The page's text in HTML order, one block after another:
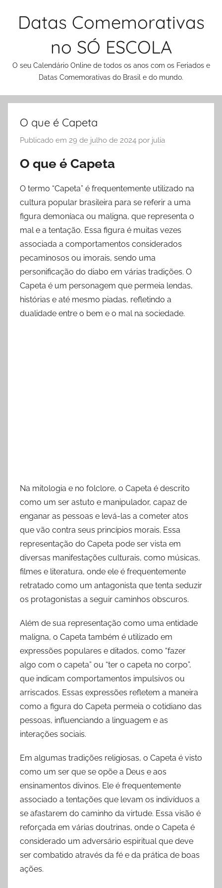
Datas Comemorativas
no SÓ ESCOLA
O seu Calendário Online de todos os anos com os Feriados e
Datas Comemorativas do Brasil e do mundo.
O que é Capeta
Publicado em 29 de julho de 2024 por julia
O que é Capeta
O termo “Capeta” é frequentemente utilizado na
cultura popular brasileira para se referir a uma
figura demoníaca ou maligna, que representa o
mal e a tentação. Essa figura é muitas vezes
associada a comportamentos considerados
pecaminosos ou imorais, sendo uma
personificação do diabo em várias tradições. O
Capeta é um personagem que permeia lendas,
histórias e até mesmo piadas, refletindo a
dualidade entre o bem e o mal na sociedade.
Na mitologia e no folclore, o Capeta é descrito
como um ser astuto e manipulador, capaz de
enganar as pessoas e levá-las a cometer atos
que vão contra seus princípios morais. Essa
representação do Capeta pode ser vista em
diversas manifestações culturais, como músicas,
filmes e literatura, onde ele é frequentemente
retratado como um antagonista que tenta seduzir
os protagonistas a seguir caminhos obscuros.
Além de sua representação como uma entidade
maligna, o Capeta também é utilizado em
expressões populares e ditados, como “fazer
algo com o capeta” ou “ter o capeta no corpo”,
que indicam comportamentos impulsivos ou
arriscados. Essas expressões refletem a maneira
como a figura do Capeta permeia o cotidiano das
pessoas, influenciando a linguagem e as
interações sociais.
Em algumas tradições religiosas, o Capeta é visto
como um ser que se opõe a Deus e aos
ensinamentos divinos. Ele é frequentemente
associado a tentações que levam os indivíduos a
se afastarem do caminho da virtude. Essa visão é
reforçada em várias doutrinas, onde o Capeta é
considerado um adversário espiritual que deve
ser combatido através da fé e da prática de boas
ações.